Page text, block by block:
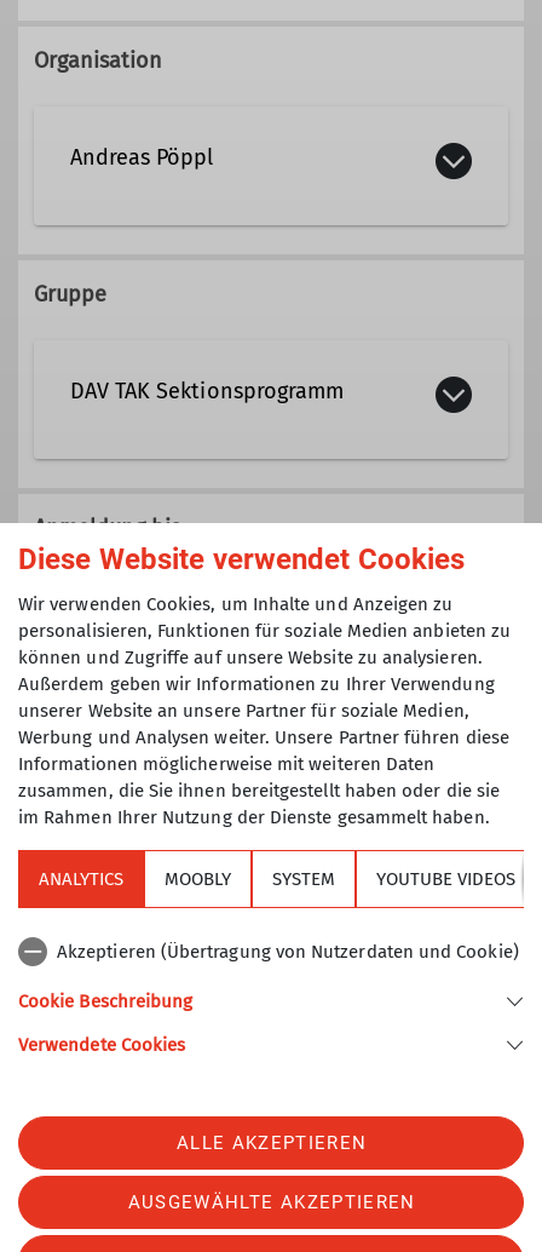
Organisation
Andreas Pöppl
Qualifikationen
Ämter
Ausbilder Tourenführer
Tourenreferent
Gruppe
DAV TAK Sektionsprogramm
nicht einer speziellen Gruppe
(Senioren, Klettertreff, Mountainbike,
Anmeldung bis
Maximale Teilnehmeranzahl
7
Alpenverein
Sektion Turner-Alpenkränzchen des Deutschen Alpenvereins e.V.
Telefon +49894485357
Diese Website verwendet Cookies
Wir verwenden Cookies, um Inhalte und Anzeigen zu
personalisieren, Funktionen für soziale Medien anbieten zu
können und Zugriffe auf unsere Website zu analysieren.
Außerdem geben wir Informationen zu Ihrer Verwendung
unserer Website an unsere Partner für soziale Medien,
Werbung und Analysen weiter. Unsere Partner führen diese
Informationen möglicherweise mit weiteren Daten
zusammen, die Sie ihnen bereitgestellt haben oder die sie
im Rahmen Ihrer Nutzung der Dienste gesammelt haben.
ANALYTICS MOOBLY SYSTEM YOUTUBE VIDEOS
Akzeptieren (Übertragung von Nutzerdaten und Cookie)
Cookie Beschreibung
Verwendete Cookies
ALLE AKZEPTIEREN
AUSGEWÄHLTE AKZEPTIEREN